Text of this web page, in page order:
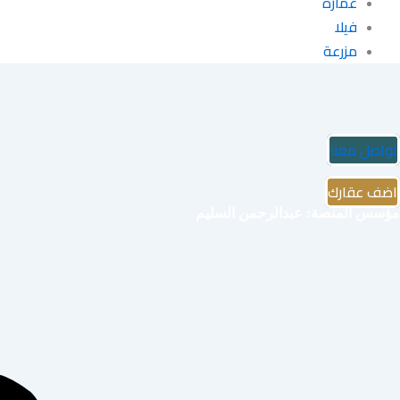
فيلا
مزرعة
تواصل معنا
اضف عقارك
مؤسس المنصة: عبدالرحمن السليم